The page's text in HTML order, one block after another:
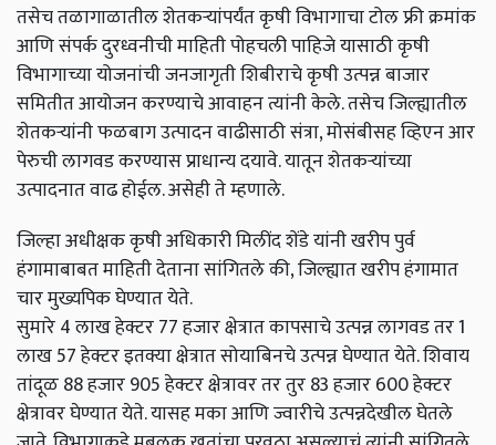
तसेच तळागाळातील शेतकऱ्यांपर्यंत कृषी विभागाचा टोल फ्री क्रमांक
आणि संपर्क दुरध्वनीची माहिती पोहचली पाहिजे यासाठी कृषी
विभागाच्या योजनांची जनजागृती शिबीराचे कृषी उत्पन्न बाजार
समितीत आयोजन करण्याचे आवाहन त्यांनी केले. तसेच जिल्ह्यातील
शेतकऱ्यांनी फळबाग उत्पादन वाढीसाठी संत्रा, मोसंबीसह व्हिएन आर
पेरुची लागवड करण्यास प्राधान्य दयावे. यातून शेतकऱ्यांच्या
उत्पादनात वाढ होईल. असेही ते म्हणाले.
जिल्हा अधीक्षक कृषी अधिकारी मिलींद शेंडे यांनी खरीप पुर्व
हंगामाबाबत माहिती देताना सांगितले की, जिल्ह्यात खरीप हंगामात
चार मुख्यपिक घेण्यात येते.
सुमारे 4 लाख हेक्टर 77 हजार क्षेत्रात कापसाचे उत्पन्न लागवड तर 1
लाख 57 हेक्टर इतक्या क्षेत्रात सोयाबिनचे उत्पन्न घेण्यात येते. शिवाय
तांदूळ 88 हजार 905 हेक्टर क्षेत्रावर तर तुर 83 हजार 600 हेक्टर
क्षेत्रावर घेण्यात येते. यासह मका आणि ज्वारीचे उत्पन्नदेखील घेतले